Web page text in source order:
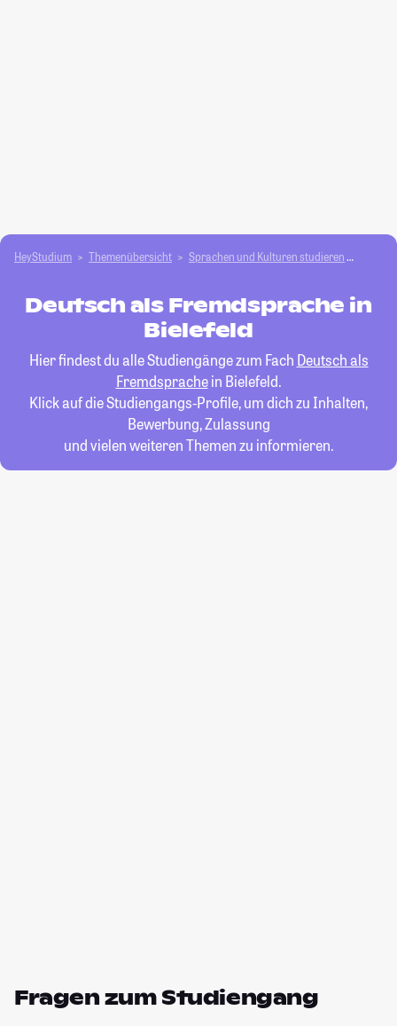
HeyStudium Themenübersicht Sprachen und Kulturen studieren
Deutsch als Fremdsprache in
Bielefeld
Hier findest du alle Studiengänge zum Fach Deutsch als
Fremdsprachein Bielefeld.
Klick auf die Studiengangs-Profile, um dich zu Inhalten,
Bewerbung, Zulassung
und vielen weiteren Themen zu informieren.
Fragen zum Studiengang